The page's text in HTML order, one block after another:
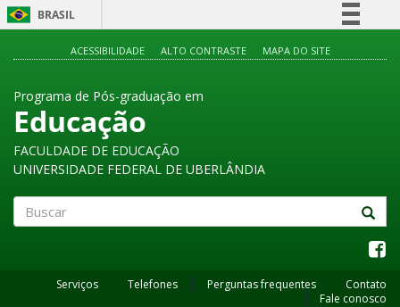
BRASIL
Canais
ACESSIBILIDADE ALTO CONTRASTE MAPA DO SITE
Programa de Pós-graduação em
Educação
FACULDADE DE EDUCAÇÃO
UNIVERSIDADE FEDERAL DE UBERLÂNDIA
Serviços Telefones Perguntas frequentes
Contato
Fale conosco